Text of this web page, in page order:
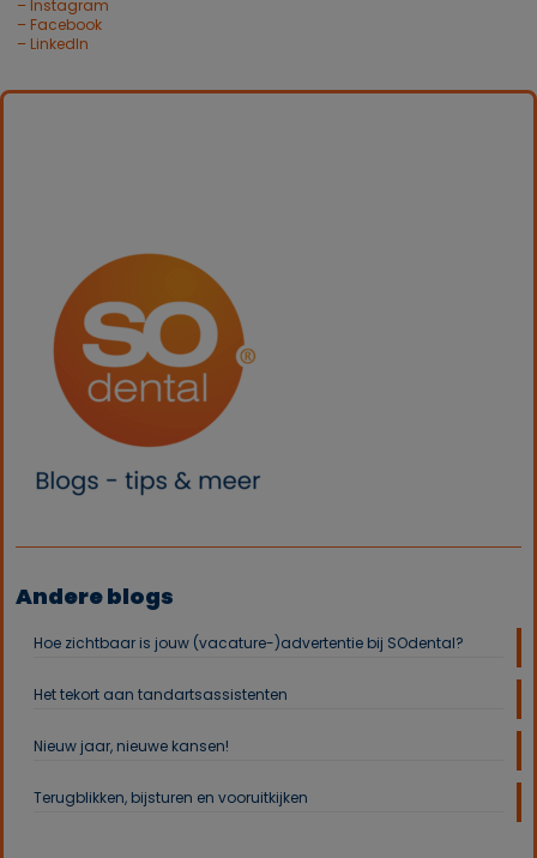
– Instagram
– Facebook
– LinkedIn
Andere blogs
Hoe zichtbaar is jouw (vacature-)advertentie bij SOdental?
Het tekort aan tandartsassistenten
Nieuw jaar, nieuwe kansen!
Terugblikken, bijsturen en vooruitkijken